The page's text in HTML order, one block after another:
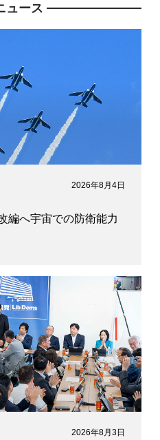
ュース
2026年8月4日
編へ宇宙での防衛能力
2026年8月3日